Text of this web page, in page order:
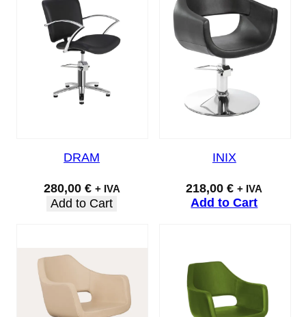
DRAM
280,00 € + IVA
Add to Cart
INIX
218,00€ + IVA
Add to Cart